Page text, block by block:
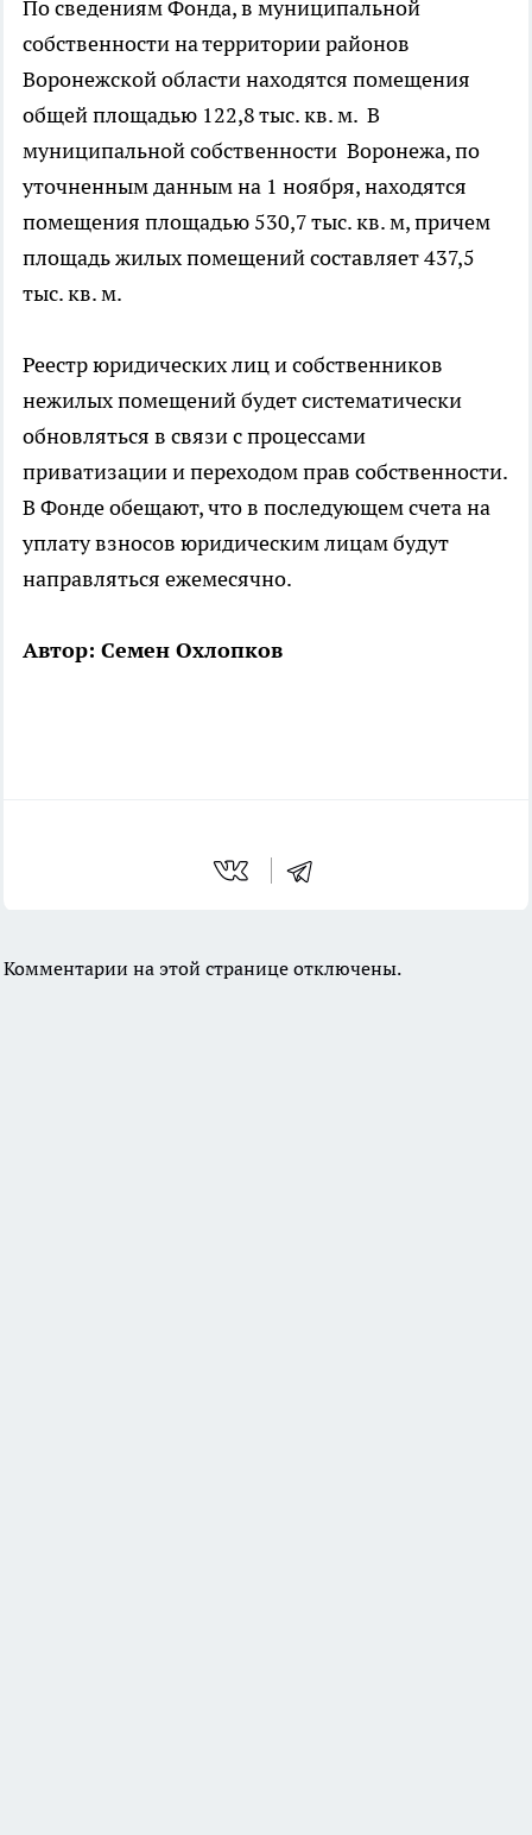
По сведениям Фонда, в муниципальной
собственности на территории районов
Воронежской области находятся помещения
общей площадью 122,8 тыс. кв. м. В
муниципальной собственности Воронежа, по
уточненным данным на 1 ноября, находятся
помещения площадью 530,7 тыс. кв. м, причем
площадь жилых помещений составляет 437,5
тыс. кв. м.
Реестр юридических лиц и собственников
нежилых помещений будет систематически
обновляться в связи с процессами
приватизации и переходом прав собственности.
В Фонде обещают, что в последующем счета на
уплату взносов юридическим лицам будут
направляться ежемесячно.
Автор: Семен Охлопков
Комментарии на этой странице отключены.